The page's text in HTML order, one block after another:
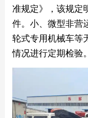
准规定》，该规定
件。小、微型非营
轮式专用机械车等
情况进行定期检验。